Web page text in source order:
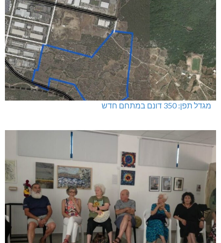
מגדל תפן: 350 דונם במתחם חדש